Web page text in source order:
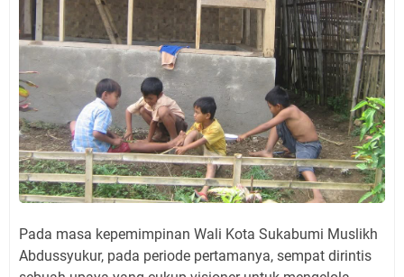
Pada masa kepemimpinan Wali Kota Sukabumi Muslikh
Abdussyukur, pada periode pertamanya, sempat dirintis